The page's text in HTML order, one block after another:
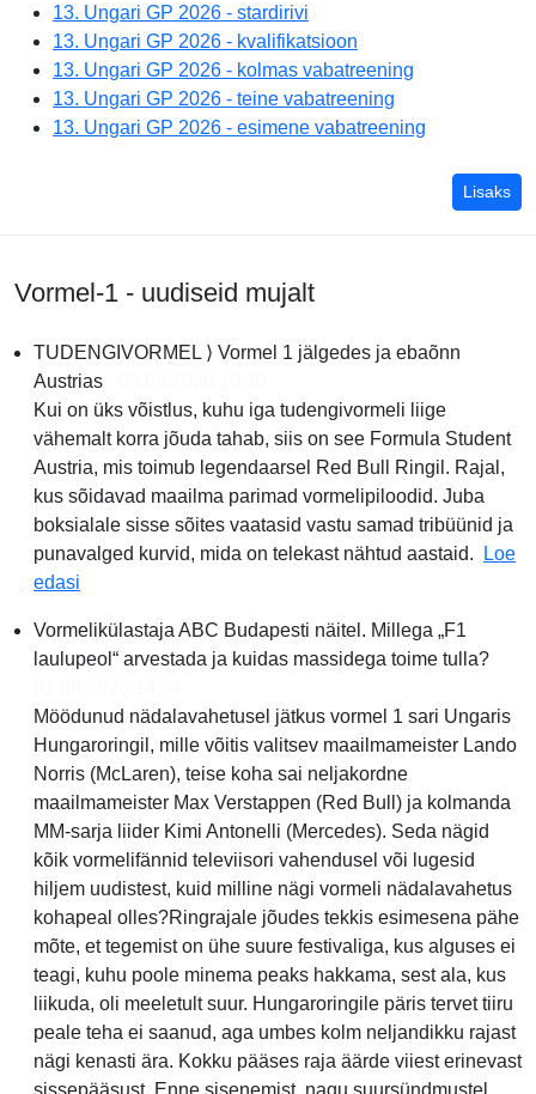
13. Ungari GP 2026 - stardirivi
13. Ungari GP 2026 - kvalifikatsioon
13. Ungari GP 2026 - kolmas vabatreening
13. Ungari GP 2026 - teine vabatreening
13. Ungari GP 2026 - esimene vabatreening
Lisaks
Vormel-1 - uudiseid mujalt
TUDENGIVORMEL ⟩ Vormel 1 jälgedes ja ebaõnn
Austrias
Kui on üks võistlus, kuhu iga tudengivormeli liige
vähemalt korra jõuda tahab, siis on see Formula Student
Austria, mis toimub legendaarsel Red Bull Ringil. Rajal,
kus sõidavad maailma parimad vormelipiloodid. Juba
boksialale sisse sõites vaatasid vastu samad tribüünid ja
punavalged kurvid, mida on telekast nähtud aastaid.
Loe
edasi
Vormelikülastaja ABC Budapesti näitel. Millega „F1
laulupeol“ arvestada ja kuidas massidega toime tulla?
Möödunud nädalavahetusel jätkus vormel 1 sari Ungaris
Hungaroringil, mille võitis valitsev maailmameister Lando
Norris (McLaren), teise koha sai neljakordne
maailmameister Max Verstappen (Red Bull) ja kolmanda
MM-sarja liider Kimi Antonelli (Mercedes). Seda nägid
kõik vormelifännid televiisori vahendusel või lugesid
hiljem uudistest, kuid milline nägi vormeli nädalavahetus
kohapeal olles?Ringrajale jõudes tekkis esimesena pähe
mõte, et tegemist on ühe suure festivaliga, kus alguses ei
teagi, kuhu poole minema peaks hakkama, sest ala, kus
liikuda, oli meeletult suur. Hungaroringile päris tervet tiiru
peale teha ei saanud, aga umbes kolm neljandikku rajast
nägi kenasti ära. Kokku pääses raja äärde viiest erinevast
sissepääsust. Enne sisenemist, nagu suursündmustel